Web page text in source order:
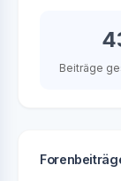
Beiträge